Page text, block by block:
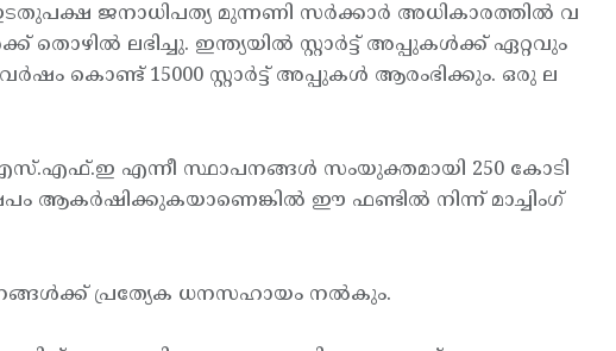
ജനാധിപത്യ മുന്നണി സര്‍ക്കാര്‍ അധികാരത്തില്‍ വ
തൊഴില്‍ ലഭിച്ചു. ഇന്ത്യയില്‍ സ്റ്റാര്‍ട്ട് അപ്പുകള്‍ക്ക് ഏറ്റവും
കൊണ്ട് 15000 സ്റ്റാര്‍ട്ട് അപ്പുകള്‍ ആരംഭിക്കും. ഒരു ല
എന്നീ സ്ഥാപനങ്ങള്‍ സംയുക്തമായി 250 കോടി
ആകര്‍ഷിക്കുകയാണെങ്കില്‍ ഈ ഫണ്ടില്‍ നിന്ന് മാച്ചിംഗ്
പ്രത്യേക ധനസഹായം നല്‍കും.